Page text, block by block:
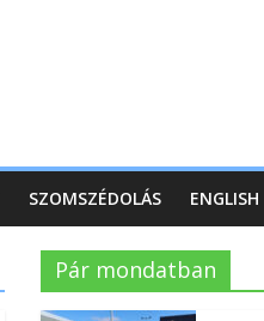
SZOMSZÉDOLÁS ENGLISH
Pár mondatban